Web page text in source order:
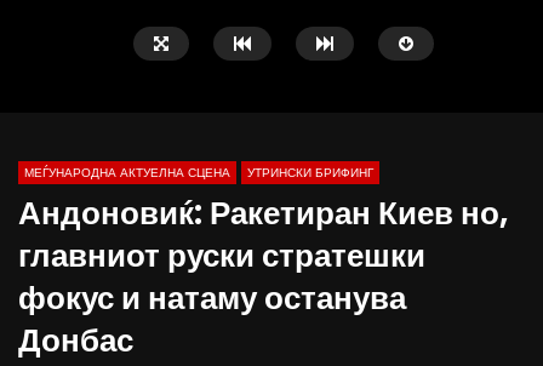
Д-р Беговиќ: Обуката на лекарите
трае предолго за да дозволиме лесно
да го губиме стручниот кадар
ДАМЈАН ВАРОШЛИЈА
флексибилна држава
МЕЃУНАРОДНА АКТУЕЛНА СЦЕНА УТРИНСКИ БРИФИНГ
Андоновиќ: Ракетиран Киев но,
главниот руски стратешки
фокус и натаму останува
Донбас